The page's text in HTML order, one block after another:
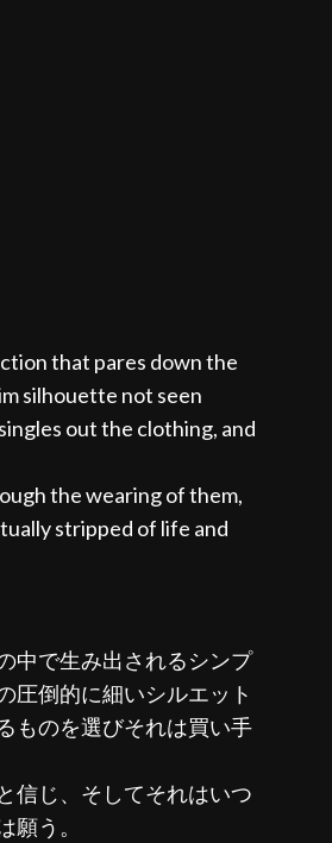
that pares down the
silhouette not seen
out the clothing, and
the wearing of them,
stripped of life and
中で生み出されるシンプ
圧倒的に細いシルエット
ものを選びそれは買い手
信じ、そしてそれはいつ
う。